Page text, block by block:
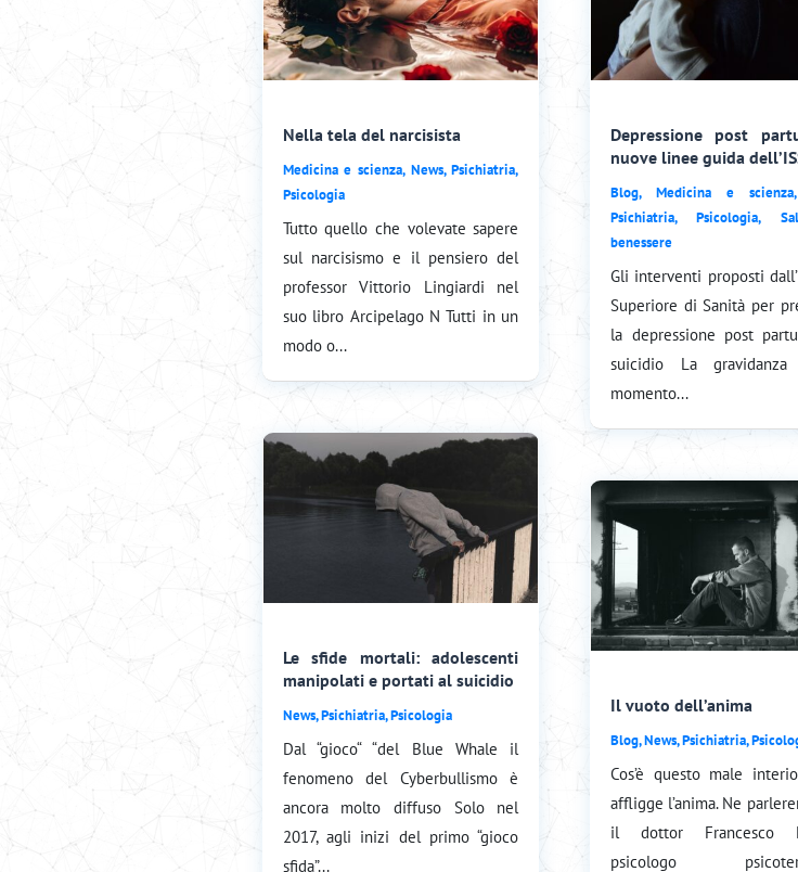
Nella tela del narcisista
Medicina e scienza, News,Psichiatria,
Psicologia
Tutto quello che volevate sapere
sul narcisismo e il pensiero del
professor Vittorio Lingiardi nel
suo libro Arcipelago N Tutti in un
modo o...
Le sfide mortali: adolescenti
manipolati e portati al suicidio
News,Psichiatria,Psicologia
Dal “gioco“ “del Blue Whale il
fenomeno del Cyberbullismo è
ancora molto diffuso Solo nel
2017, agli inizi del primo “gioco
sfida”...
Depressione post
nuove linee guida
Blog,Medicina e scienza
Psichiatria,Psicologia,
benessere
Gli interventi proposti
Superiore di Sanità per
la depressione post
suicidio La
momento...
Il vuoto dell’anima
Blog,News,Psichiatria,
Cos’è questo male
affligge l’anima. Ne
il dottor Francesco
psicologo